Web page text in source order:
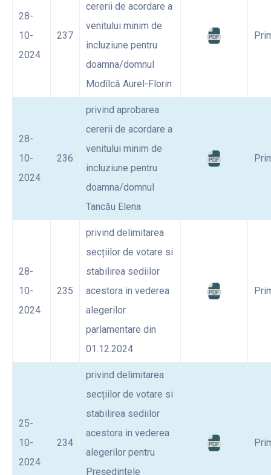
28-
10-
2024
237
cererii de acordare a
venitului minim de
incluziune pentru
doamna/domnul
Modîlcă Aurel-Florin
28-
10-
2024
236
privind aprobarea
cererii de acordare a
venitului minim de
incluziune pentru
doamna/domnul
Tancău Elena
28-
10-
2024
235
privind delimitarea
secțiilor de votare si
stabilirea sediilor
acestora in vederea
alegerilor
parlamentare din
01.12.2024
25-
10-
2024
234
privind delimitarea
secțiilor de votare si
stabilirea sediilor
acestora in vederea
alegerilor pentru
Președintele